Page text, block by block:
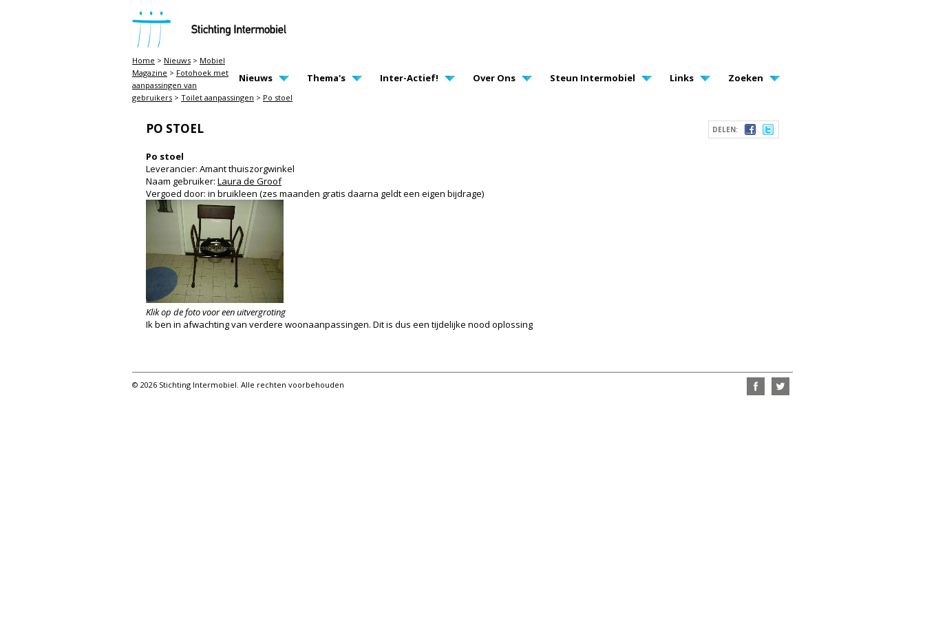
STICHTING INTERMOBIEL
MAIN PAGE NAVIGATION
Nieuws Thema's Inter-Actief! Over Ons Steun Intermobiel Links Zoeken
Home > Nieuws > Mobiel
Magazine > Fotohoek met
aanpassingen van
gebruikers > Toilet aanpassingen > Po stoel
DELEN:
PO STOEL
Po stoel
Leverancier: Amant thuiszorgwinkel
Naam gebruiker: Laura de Groof
Vergoed door: in bruikleen (zes maanden gratis daarna geldt een eigen bijdrage)
Klik op de foto voor een uitvergroting
Ik ben in afwachting van verdere woonaanpassingen. Dit is dus een tijdelijke nood oplossing
© 2026 Stichting Intermobiel. Alle rechten voorbehouden